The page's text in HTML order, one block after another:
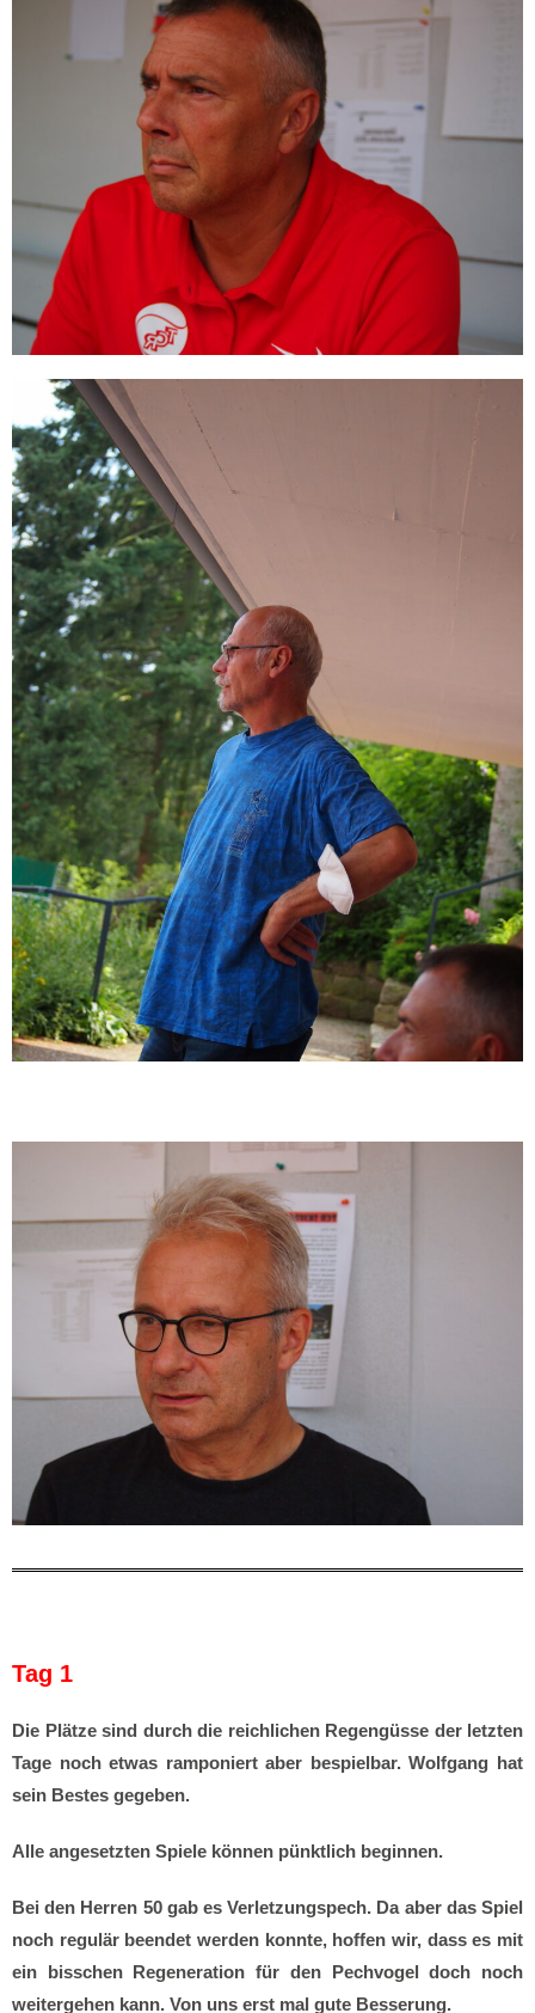
Tag 1
Die Plätze sind durch die reichlichen Regengüsse der letzten
Tage noch etwas ramponiert aber bespielbar. Wolfgang hat
sein Bestes gegeben.
Alle angesetzten Spiele können pünktlich beginnen.
Bei den Herren 50 gab es Verletzungspech. Da aber das Spiel
noch regulär beendet werden konnte, hoffen wir, dass es mit
ein bisschen Regeneration für den Pechvogel doch noch
weitergehen kann. Von uns erst mal gute Besserung.